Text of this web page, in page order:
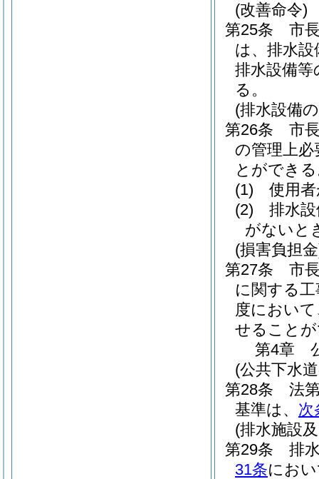
(改善命令)
第25条
市
は、排水
排水設備
る。
(排水設備
第26条
市
の管理上
とができ
(1)
使用
(2)
排水
がないと
(損害負担
第27条
市
に関する
度におい
せること
第4章
(公共下水
第28条
法
基準は、 次
(排水施設
第29条
排
31条にお